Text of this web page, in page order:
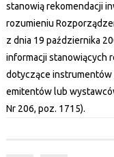
stanowią rekomendacji
rozumieniu
z dnia 19 października
informacji stanowiących
dotyczące instrumentów
emitentów lub
Nr 206, poz. 1715).